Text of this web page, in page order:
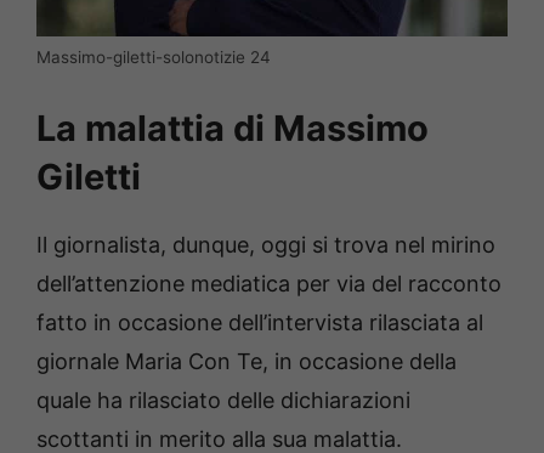
Massimo-giletti-solonotizie 24
La malattia di Massimo
Giletti
Il giornalista, dunque, oggi si trova nel mirino
dell’attenzione mediatica per via del racconto
fatto in occasione dell’intervista rilasciata al
giornale Maria Con Te, in occasione della
quale ha rilasciato delle dichiarazioni
scottanti in merito alla sua malattia.